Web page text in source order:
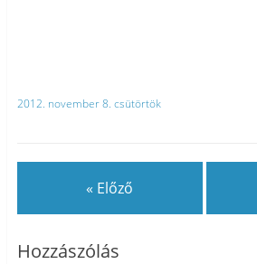
2012. november 8. csütörtök
« Előző
Hozzászólás